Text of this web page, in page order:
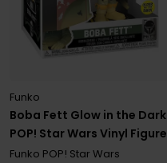
Boba Fett Glow in the Dark
POP! Star Wars Vinyl Figure
Funko
Funko POP! Star Wars